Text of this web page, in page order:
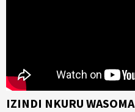
IZINDI NKURU WASOMA